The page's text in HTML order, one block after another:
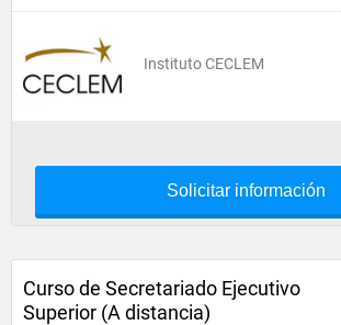
Instituto CECLEM
Solicitar información
Curso de Secretariado Ejecutivo
Superior (A distancia)